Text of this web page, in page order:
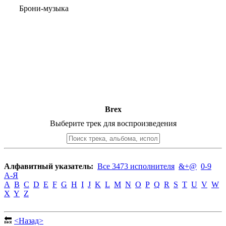
Брони-музыка
Brex
Выберите трек для воспроизведения
Алфавитный указатель: Все 3473 исполнителя &+@ 0-9
А-Я
A B C D E F G H I J K L M N O P Q R S T U V W
X Y Z
🔙 <Назад>